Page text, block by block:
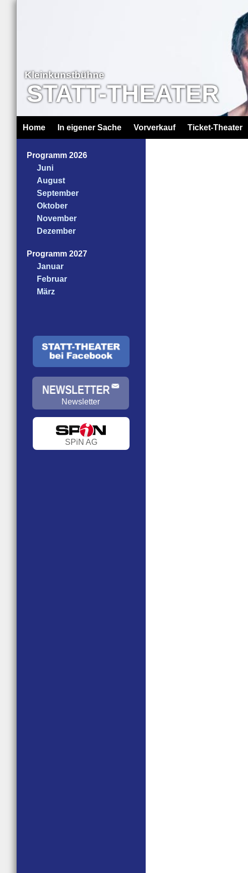
Kleinkunstbühne
STATT-THEATER
Home In eigener Sache Vorverkauf Ticket-Theater
Programm 2026
Juni
August
September
Oktober
November
Dezember
Programm 2027
Januar
Februar
März
Newsletter
SPiN AG